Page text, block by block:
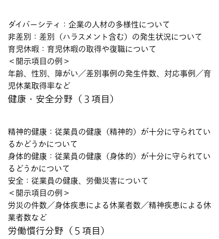
ダイバーシティ：企業の人材の多様性について
非差別：差別（ハラスメント含む）の発生状況について
育児休暇：育児休暇の取得や復職について
＜開示項目の例＞
年齢、性別、障がい／差別事例の発生件数、対応事例／育
児休業取得率など
健康・安全分野（３項目）
精神的健康：従業員の健康（精神的）が十分に守られてい
るかどうかについて
身体的健康：従業員の健康（身体的）が十分に守られてい
るどうかについて
安全：従業員の健康、労働災害について
＜開示項目の例＞
労災の件数／身体疾患による休業者数／精神疾患による休
業者数など
労働慣行分野（５項目）